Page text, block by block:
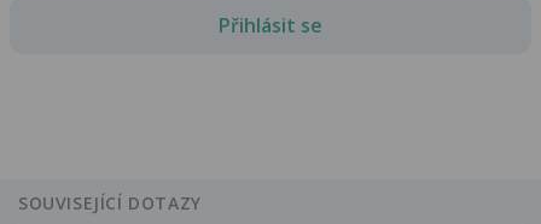
Přihlásit se
SOUVISEJÍCÍ DOTAZY